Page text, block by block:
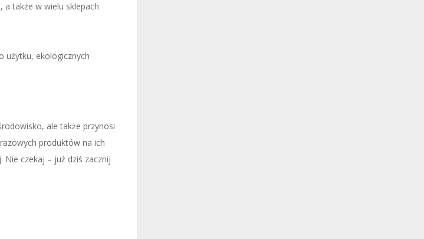
a także w wielu sklepach
użytku, ekologicznych
ale także przynosi
produktów na ich
czekaj – już dziś zacznij